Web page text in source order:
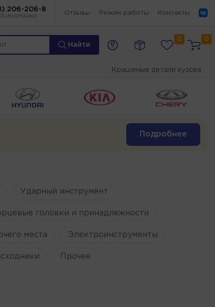
206-206-8
ИНОМАРКИ
Отзывы Режим работы Контакты
Найти
0 0
Крашеные детали кузова
Подробнее
Ударный инструмент
головки и принадлежности
места Электроинструменты
Прочее